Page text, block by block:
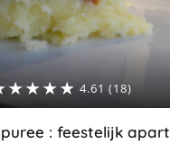
4.61 (18)
: feestelijk apart